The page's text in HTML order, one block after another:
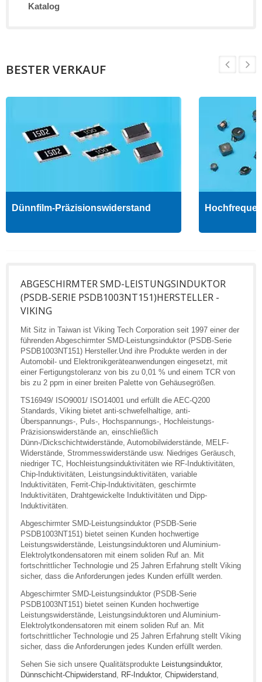
Katalog
BESTER VERKAUF
Dünnfilm-Präzisionswiderstand
ABGESCHIRMTER SMD-LEISTUNGSINDUKTOR
(PSDB-SERIE PSDB1003NT151)HERSTELLER -
VIKING
Mit Sitz in Taiwan ist Viking Tech Corporation seit 1997 einer der
führenden Abgeschirmter SMD-Leistungsinduktor (PSDB-Serie
PSDB1003NT151) Hersteller.Und ihre Produkte werden in der
Automobil- und Elektronikgeräteanwendungen eingesetzt, mit
einer Fertigungstoleranz von bis zu 0,01 % und einem TCR von
bis zu 2 ppm in einer breiten Palette von Gehäusegrößen.
TS16949/ ISO9001/ ISO14001 und erfüllt die AEC-Q200
Standards, Viking bietet anti-schwefelhaltige, anti-
Überspannungs-, Puls-, Hochspannungs-, Hochleistungs-
Präzisionswiderstände an, einschließlich
Dünn-/Dickschichtwiderstände, Automobilwiderstände, MELF-
Widerstände, Strommesswiderstände usw. Niedriges Geräusch,
niedriger TC, Hochleistungsinduktivitäten wie RF-Induktivitäten,
Chip-Induktivitäten, Leistungsinduktivitäten, variable
Induktivitäten, Ferrit-Chip-Induktivitäten, geschirmte
Induktivitäten, Drahtgewickelte Induktivitäten und Dipp-
Induktivitäten.
Abgeschirmter SMD-Leistungsinduktor (PSDB-Serie
PSDB1003NT151) bietet seinen Kunden hochwertige
Leistungswiderstände, Leistungsinduktoren und Aluminium-
Elektrolytkondensatoren mit einem soliden Ruf an. Mit
fortschrittlicher Technologie und 25 Jahren Erfahrung stellt Viking
sicher, dass die Anforderungen jedes Kunden erfüllt werden.
Abgeschirmter SMD-Leistungsinduktor (PSDB-Serie
PSDB1003NT151) bietet seinen Kunden hochwertige
Leistungswiderstände, Leistungsinduktoren und Aluminium-
Elektrolytkondensatoren mit einem soliden Ruf an. Mit
fortschrittlicher Technologie und 25 Jahren Erfahrung stellt Viking
sicher, dass die Anforderungen jedes Kunden erfüllt werden.
Sehen Sie sich unsere Qualitätsprodukte Leistungsinduktor,
Dünnschicht-Chipwiderstand, RF-Induktor, Chipwiderstand,